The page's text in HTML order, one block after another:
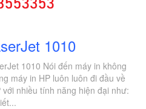
1010
1010 Nói đến máy in không
máy in HP luôn luôn đi đầu về
nhiều tính năng hiện đại như: